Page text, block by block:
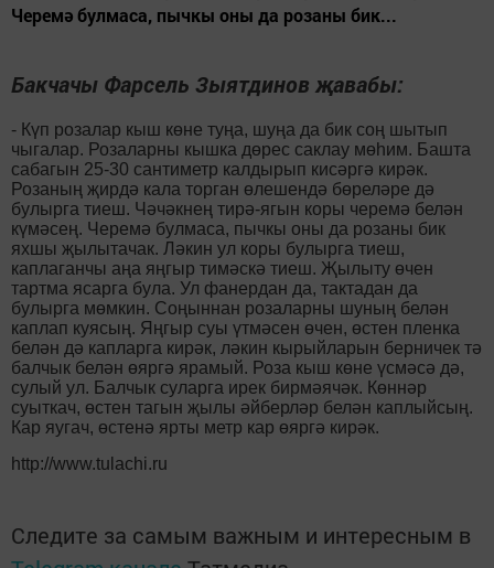
Черемә булмаса, пычкы оны да розаны бик...
Бакчачы Фарсель Зыятдинов җавабы:
- Күп розалар кыш көне туңа, шуңа да бик соң шытып
чыгалар. Розаларны кышка дөрес саклау мөһим. Башта
сабагын 25-30 сантиметр калдырып кисәргә кирәк.
Розаның җирдә кала торган өлешендә бөреләре дә
булырга тиеш. Чәчәкнең тирә-ягын коры черемә белән
күмәсең. Черемә булмаса, пычкы оны да розаны бик
яхшы җылытачак. Ләкин ул коры булырга тиеш,
каплаганчы аңа яңгыр тимәскә тиеш. Җылыту өчен
тартма ясарга була. Ул фанердан да, тактадан да
булырга мөмкин. Соңыннан розаларны шуның белән
каплап куясың. Яңгыр суы үтмәсен өчен, өстен пленка
белән дә капларга кирәк, ләкин кырыйларын берничек тә
балчык белән өяргә ярамый. Роза кыш көне үсмәсә дә,
сулый ул. Балчык суларга ирек бирмәячәк. Көннәр
суыткач, өстен тагын җылы әйберләр белән каплыйсың.
Кар яугач, өстенә ярты метр кар өяргә кирәк.
http://www.tulachi.ru
Следите за самым важным и интересным в